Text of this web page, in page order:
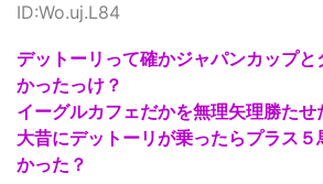
ID:Wo.uj.L84
デットーリって確かジャパンカップ
かったっけ？
イーグルカフェだかを無理矢理勝たせ
大昔にデットーリが乗ったらプラス
かった？